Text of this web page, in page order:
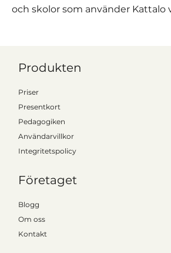
och skolor som använder Kattalo
Produkten
Priser
Presentkort
Pedagogiken
Användarvillkor
Integritetspolicy
Företaget
Blogg
Om oss
Kontakt